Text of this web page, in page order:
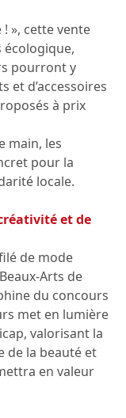
», cette vente
écologique,
pourront y
et d’accessoires
à prix
main, les
pour la
locale.
et de
de mode
Arts de
du concours
met en lumière
valorisant la
de la beauté et
en valeur